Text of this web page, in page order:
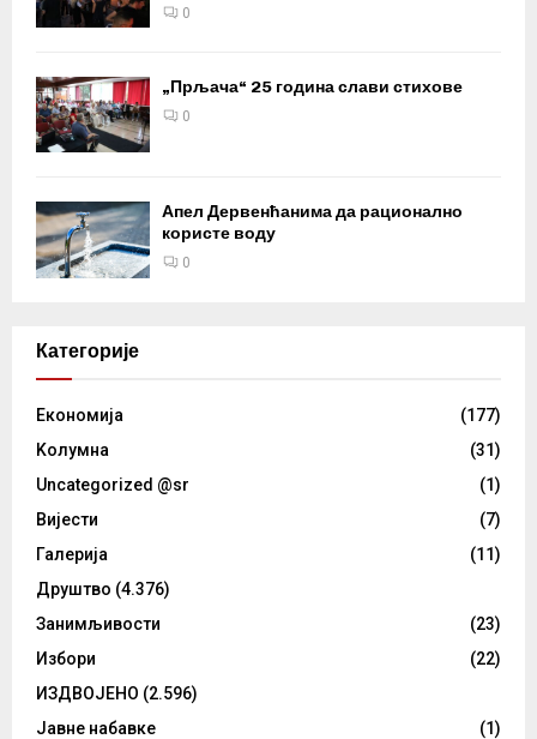
0
„Прљача“ 25 година слави стихове
0
Апел Дервенћанима да рационално
користе воду
0
Категорије
Eкономија
(177)
Kолумнa
(31)
Uncategorized @sr
(1)
Вијести
(7)
Галерија
(11)
Друштво (4.376)
Занимљивости
(23)
Избори
(22)
ИЗДВОЈЕНО (2.596)
Јавне набавке
(1)